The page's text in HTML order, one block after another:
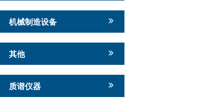
机械制造设备
其他
质谱仪器